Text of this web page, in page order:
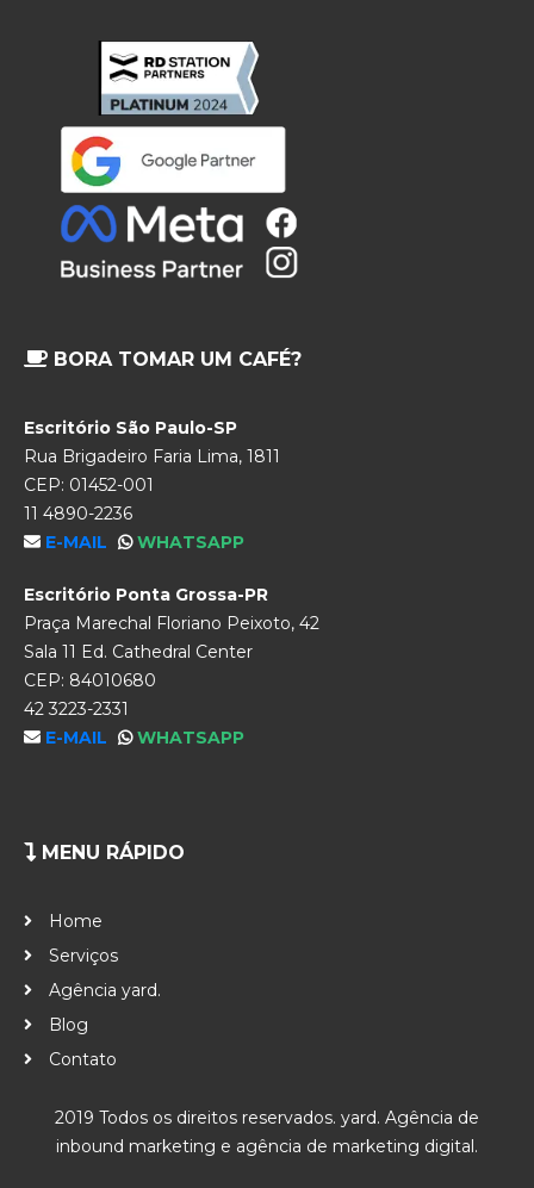
BORA TOMAR UM CAFÉ?
Escritório São Paulo-SP
Rua Brigadeiro Faria Lima, 1811
CEP: 01452-001
11 4890-2236
E-MAIL
WHATSAPP
Escritório Ponta Grossa-PR
Praça Marechal Floriano Peixoto, 42
Sala 11 Ed. Cathedral Center
CEP: 84010680
42 3223-2331
E-MAIL
WHATSAPP
MENU RÁPIDO
Home
Serviços
Agência yard.
Blog
Contato
2019 Todos os direitos reservados. yard. Agência de
inbound marketing e agência de marketing digital.